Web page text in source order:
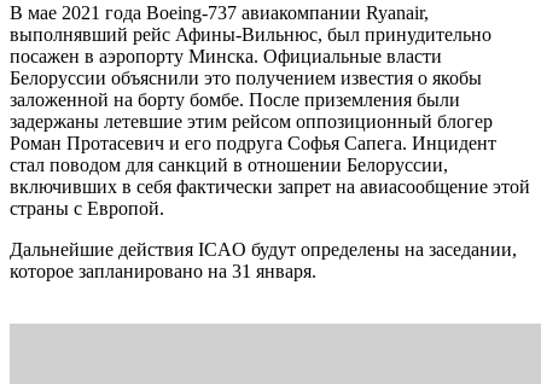
В мае 2021 года Boeing-737 авиакомпании Ryanair,
выполнявший рейс Афины-Вильнюс, был принудительно
посажен в аэропорту Минска. Официальные власти
Белоруссии объяснили это получением известия о якобы
заложенной на борту бомбе. После приземления были
задержаны летевшие этим рейсом оппозиционный блогер
Роман Протасевич и его подруга Софья Сапега. Инцидент
стал поводом для санкций в отношении Белоруссии,
включивших в себя фактически запрет на авиасообщение этой
страны с Европой.
Дальнейшие действия ICAO будут определены на заседании,
которое запланировано на 31 января.